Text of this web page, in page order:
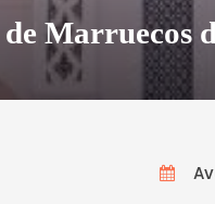
Marruecos